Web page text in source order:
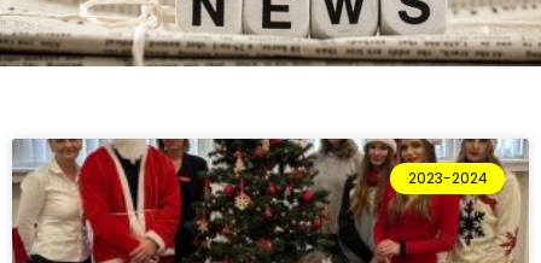
2023-2024